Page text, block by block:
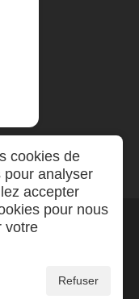
cookies de
pour analyser
accepter
pour nous
votre
Refuser